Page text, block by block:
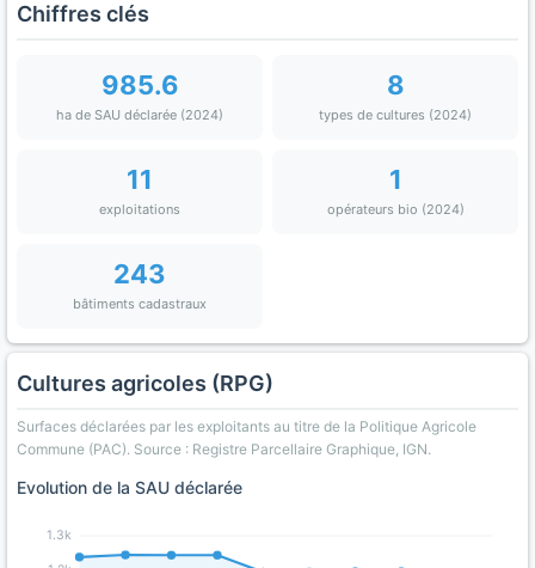
Chiffres clés
985.6
ha de SAU déclarée (2024)
8
types de cultures (2024)
11
exploitations
1
opérateurs bio (2024)
243
bâtiments cadastraux
Cultures agricoles (RPG)
Surfaces déclarées par les exploitants au titre de la Politique Agricole
Commune (PAC). Source : Registre Parcellaire Graphique, IGN.
Evolution de la SAU déclarée
1.3k